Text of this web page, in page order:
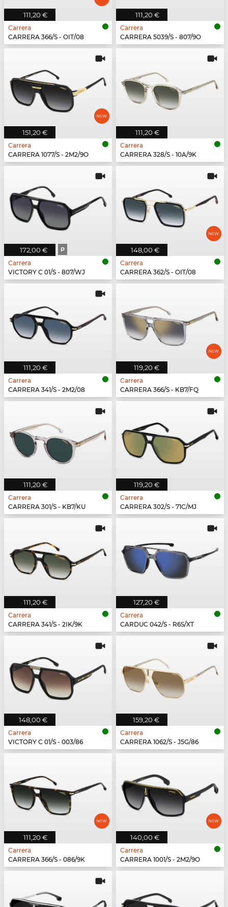
111,20 €
Carrera
CARRERA 366/S - OIT/08
111,20 €
Carrera
CARRERA 5039/S - 807/9O
151,20 €
Carrera
CARRERA 1077/S - 2M2/9O
111,20 €
Carrera
CARRERA 328/S - 10A/9K
172,00 € P
Carrera
VICTORY C 01/S - 807/WJ
148,00 €
Carrera
CARRERA 362/S - OIT/08
111,20 €
Carrera
CARRERA 341/S - 2M2/08
119,20 €
Carrera
CARRERA 366/S - KB7/FQ
111,20 €
Carrera
CARRERA 301/S - KB7/KU
119,20 €
Carrera
CARRERA 302/S - 71C/MJ
111,20 €
Carrera
CARRERA 341/S - 2IK/9K
127,20 €
Carrera
CARDUC 042/S - R6S/XT
148,00 €
Carrera
VICTORY C 01/S - 003/86
159,20 €
Carrera
CARRERA 1062/S - J5G/86
111,20 €
Carrera
CARRERA 366/S - 086/9K
140,00 €
Carrera
CARRERA 1001/S - 2M2/9O